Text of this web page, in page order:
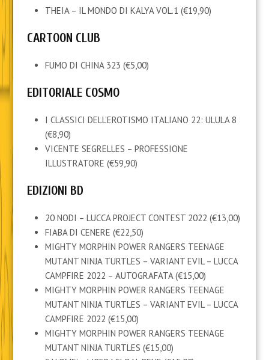
THEIA – IL MONDO DI KALYA VOL.1 (€19,90)
CARTOON CLUB
FUMO DI CHINA 323 (€5,00)
EDITORIALE COSMO
I CLASSICI DELL’EROTISMO ITALIANO 22: ULULA 8
(€8,90)
VICENTE SEGRELLES – PROFESSIONE
ILLUSTRATORE (€59,90)
EDIZIONI BD
20 NODI – LUCCA PROJECT CONTEST 2022 (€13,00)
FIABA DI CENERE (€22,50)
MIGHTY MORPHIN POWER RANGERS TEENAGE
MUTANT NINJA TURTLES – VARIANT EVIL – LUCCA
CAMPFIRE 2022 – AUTOGRAFATA (€15,00)
MIGHTY MORPHIN POWER RANGERS TEENAGE
MUTANT NINJA TURTLES – VARIANT EVIL – LUCCA
CAMPFIRE 2022 (€15,00)
MIGHTY MORPHIN POWER RANGERS TEENAGE
MUTANT NINJA TURTLES (€15,00)